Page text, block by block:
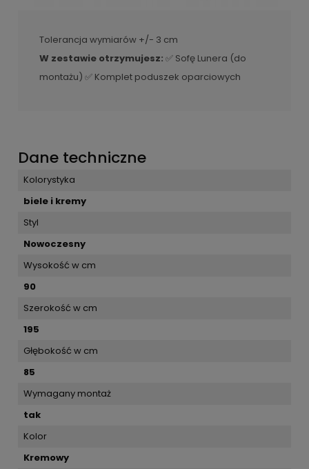
Tolerancja wymiarów +/- 3 cm
W zestawie otrzymujesz: ✅ Sofę Lunera (do
montażu) ✅ Komplet poduszek oparciowych
Dane techniczne
Kolorystyka
biele i kremy
Styl
Nowoczesny
Wysokość w cm
90
Szerokość w cm
195
Głębokość w cm
85
Wymagany montaż
tak
Kolor
Kremowy